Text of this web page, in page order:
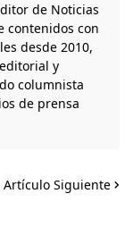
de Noticias
contenidos con
desde 2010,
y
columnista
de prensa
Artículo Siguiente